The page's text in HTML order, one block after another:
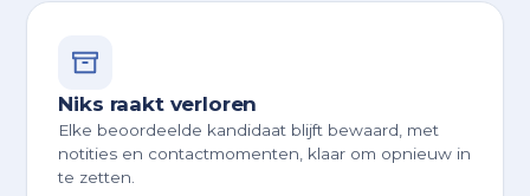
Niks raakt verloren
Elke beoordeelde kandidaat blijft bewaard, met
notities en contactmomenten, klaar om opnieuw in
te zetten.